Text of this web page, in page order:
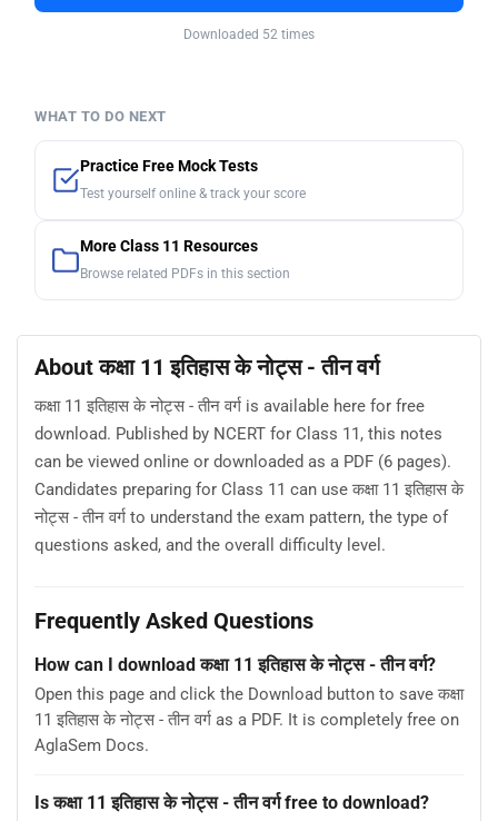
Downloaded 52 times
WHAT TO DO NEXT
Practice Free Mock Tests
Test yourself online & track your score
More Class 11 Resources
Browse related PDFs in this section
About कक्षा 11 इतिहास के नोट्स - तीन वर्ग
कक्षा 11 इतिहास के नोट्स - तीन वर्ग is available here for free
download. Published by NCERT for Class 11, this notes
can be viewed online or downloaded as a PDF (6 pages).
Candidates preparing for Class 11 can use कक्षा 11 इतिहास के
नोट्स - तीन वर्ग to understand the exam pattern, the type of
questions asked, and the overall difficulty level.
Frequently Asked Questions
How can I download कक्षा 11 इतिहास के नोट्स - तीन वर्ग?
Open this page and click the Download button to save कक्षा
11 इतिहास के नोट्स - तीन वर्ग as a PDF. It is completely free on
AglaSem Docs.
Is कक्षा 11 इतिहास के नोट्स - तीन वर्ग free to download?